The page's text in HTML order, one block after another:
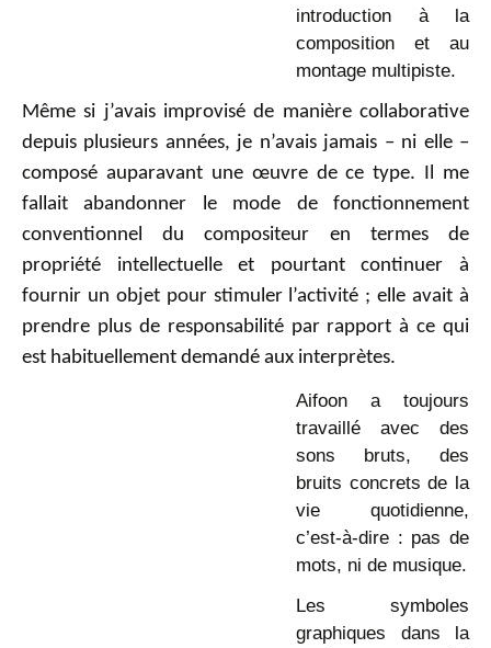
introduction à la
composition et au
montage multipiste.
Même si j’avais improvisé de manière collaborative
depuis plusieurs années, je n’avais jamais – ni elle –
composé auparavant une œuvre de ce type. Il me
fallait abandonner le mode de fonctionnement
conventionnel du compositeur en termes de
propriété intellectuelle et pourtant continuer à
fournir un objet pour stimuler l’activité ; elle avait à
prendre plus de responsabilité par rapport à ce qui
est habituellement demandé aux interprètes.
Aifoon a toujours
travaillé avec des
sons bruts, des
bruits concrets de la
vie quotidienne,
c’est-à-dire : pas de
mots, ni de musique.
Les symboles
graphiques dans la